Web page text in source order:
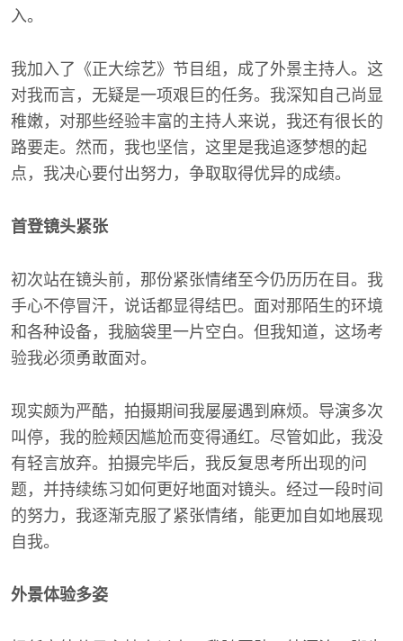
入。
我加入了《正大综艺》节目组，成了外景主持人。这
对我而言，无疑是一项艰巨的任务。我深知自己尚显
稚嫩，对那些经验丰富的主持人来说，我还有很长的
路要走。然而，我也坚信，这里是我追逐梦想的起
点，我决心要付出努力，争取取得优异的成绩。
首登镜头紧张
初次站在镜头前，那份紧张情绪至今仍历历在目。我
手心不停冒汗，说话都显得结巴。面对那陌生的环境
和各种设备，我脑袋里一片空白。但我知道，这场考
验我必须勇敢面对。
现实颇为严酷，拍摄期间我屡屡遇到麻烦。导演多次
叫停，我的脸颊因尴尬而变得通红。尽管如此，我没
有轻言放弃。拍摄完毕后，我反复思考所出现的问
题，并持续练习如何更好地面对镜头。经过一段时间
的努力，我逐渐克服了紧张情绪，能更加自如地展现
自我。
外景体验多姿